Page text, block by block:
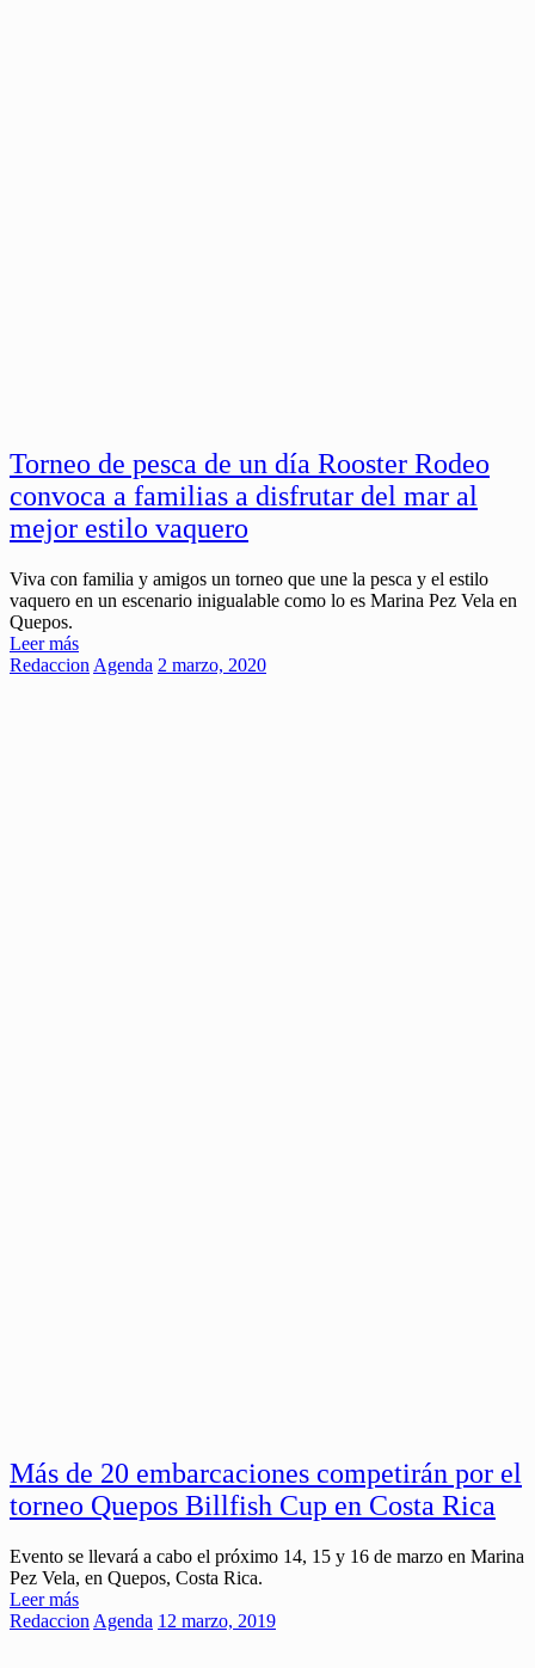
Torneo de pesca de un día Rooster Rodeo
convoca a familias a disfrutar del mar al
mejor estilo vaquero
Viva con familia y amigos un torneo que une la pesca y el estilo
vaquero en un escenario inigualable como lo es Marina Pez Vela en
Quepos.
Leer más
Redaccion Agenda 2 marzo, 2020
Más de 20 embarcaciones competirán por el
torneo Quepos Billfish Cup en Costa Rica
Evento se llevará a cabo el próximo 14, 15 y 16 de marzo en Marina
Pez Vela, en Quepos, Costa Rica.
Leer más
Redaccion Agenda 12 marzo, 2019